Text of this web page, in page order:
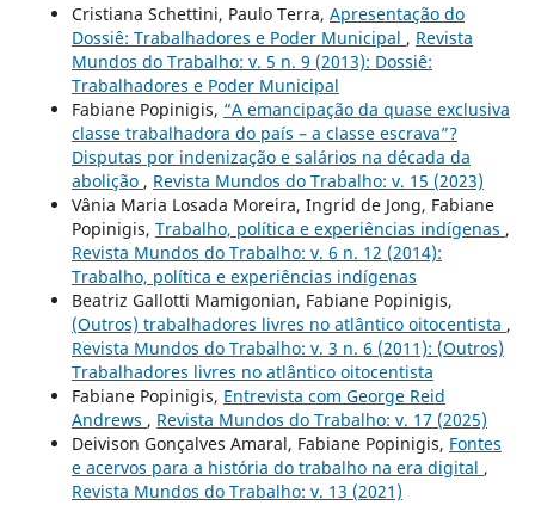
Cristiana Schettini, Paulo Terra, Apresentação do
Dossiê: Trabalhadores e Poder Municipal , Revista
Mundos do Trabalho: v. 5 n. 9 (2013): Dossiê:
Trabalhadores e Poder Municipal
Fabiane Popinigis, “A emancipação da quase exclusiva
classe trabalhadora do país – a classe escrava”?
Disputas por indenização e salários na década da
abolição , Revista Mundos do Trabalho: v. 15 (2023)
Vânia Maria Losada Moreira, Ingrid de Jong, Fabiane
Popinigis, Trabalho, política e experiências indígenas ,
Revista Mundos do Trabalho: v. 6 n. 12 (2014):
Trabalho, política e experiências indígenas
Beatriz Gallotti Mamigonian, Fabiane Popinigis,
(Outros) trabalhadores livres no atlântico oitocentista ,
Revista Mundos do Trabalho: v. 3 n. 6 (2011): (Outros)
Trabalhadores livres no atlântico oitocentista
Fabiane Popinigis, Entrevista com George Reid
Andrews , Revista Mundos do Trabalho: v. 17 (2025)
Deivison Gonçalves Amaral, Fabiane Popinigis, Fontes
e acervos para a história do trabalho na era digital ,
Revista Mundos do Trabalho: v. 13 (2021)